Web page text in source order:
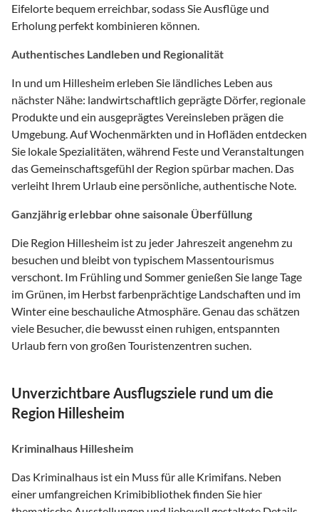
Eifelorte bequem erreichbar, sodass Sie Ausflüge und
Erholung perfekt kombinieren können.
Authentisches Landleben und Regionalität
In und um Hillesheim erleben Sie ländliches Leben aus
nächster Nähe: landwirtschaftlich geprägte Dörfer, regionale
Produkte und ein ausgeprägtes Vereinsleben prägen die
Umgebung. Auf Wochenmärkten und in Hofläden entdecken
Sie lokale Spezialitäten, während Feste und Veranstaltungen
das Gemeinschaftsgefühl der Region spürbar machen. Das
verleiht Ihrem Urlaub eine persönliche, authentische Note.
Ganzjährig erlebbar ohne saisonale Überfüllung
Die Region Hillesheim ist zu jeder Jahreszeit angenehm zu
besuchen und bleibt von typischem Massentourismus
verschont. Im Frühling und Sommer genießen Sie lange Tage
im Grünen, im Herbst farbenprächtige Landschaften und im
Winter eine beschauliche Atmosphäre. Genau das schätzen
viele Besucher, die bewusst einen ruhigen, entspannten
Urlaub fern von großen Touristenzentren suchen.
Unverzichtbare Ausflugsziele rund um die
Region Hillesheim
Kriminalhaus Hillesheim
Das Kriminalhaus ist ein Muss für alle Krimifans. Neben
einer umfangreichen Krimibibliothek finden Sie hier